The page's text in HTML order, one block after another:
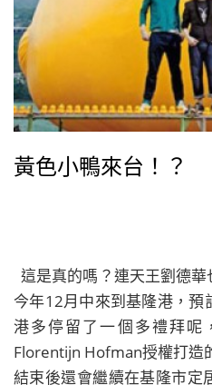
黃色小鴨來台！？
這是真的嗎？連天王劉德
今年12月中來到基隆港，預
港多停留了一個多禮拜呢
Florentijn Hofman授權打造
結束後還會繼續在基隆市定